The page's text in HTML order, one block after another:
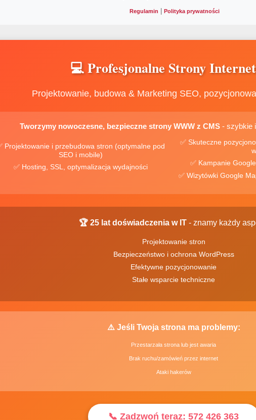
Regulamin Polityka prywatności
💻 Profesjonalne Strony
Projektowanie, budowa & Marketing SEO,
Tworzymy nowoczesne, bezpieczne strony WWW z CMS - szybkie
Projektowanie i przebudowa stron (optymalne pod
SEO i mobile)
✅ Hosting, SSL, optymalizacja wydajności
✅ Skuteczne pozycjonowanie
🏆 25 lat doświadczenia w IT - znamy każdy
Projektowanie stron
Bezpieczeństwo i ochrona WordPress
Efektywne pozycjonowanie
Stałe wsparcie techniczne
⚠️ Jeśli Twoja strona ma problemy:
Przestarzała strona lub jest awaria
Brak ruchu/zamówień przez internet
Ataki hakerów
📞 Zadzwoń teraz: 572 426 363